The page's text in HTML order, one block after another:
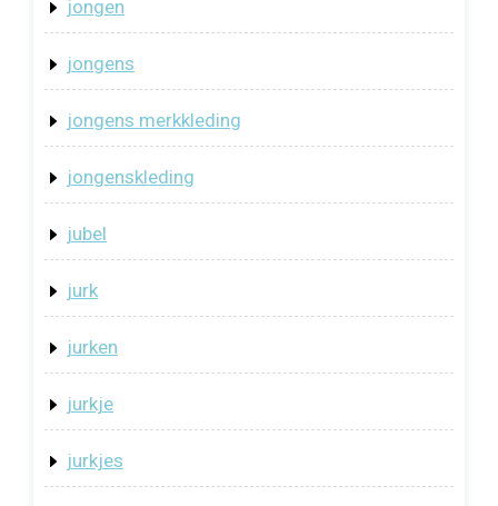
jongen
jongens
jongens merkkleding
jongenskleding
jubel
jurk
jurken
jurkje
jurkjes